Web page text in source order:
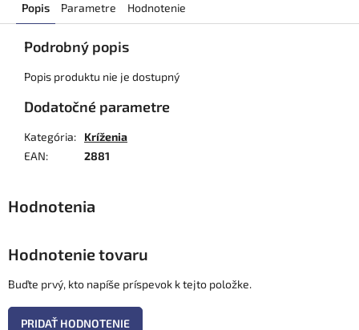
Popis Parametre Hodnotenie
Podrobný popis
Popis produktu nie je dostupný
Dodatočné parametre
Kategória:
Kríženia
EAN: 2881
Hodnotenie tovaru
Buďte prvý, kto napíše príspevok k tejto položke.
PRIDAŤ HODNOTENIE